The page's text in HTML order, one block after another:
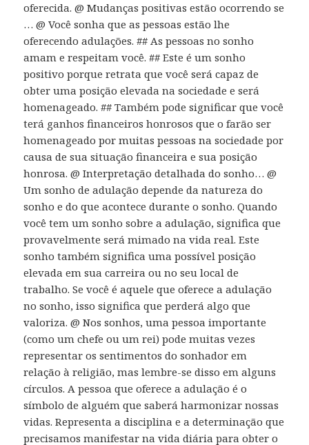
oferecida. @ Mudanças positivas estão ocorrendo se
… @ Você sonha que as pessoas estão lhe
oferecendo adulações. ## As pessoas no sonho
amam e respeitam você. ## Este é um sonho
positivo porque retrata que você será capaz de
obter uma posição elevada na sociedade e será
homenageado. ## Também pode significar que você
terá ganhos financeiros honrosos que o farão ser
homenageado por muitas pessoas na sociedade por
causa de sua situação financeira e sua posição
honrosa. @ Interpretação detalhada do sonho… @
Um sonho de adulação depende da natureza do
sonho e do que acontece durante o sonho. Quando
você tem um sonho sobre a adulação, significa que
provavelmente será mimado na vida real. Este
sonho também significa uma possível posição
elevada em sua carreira ou no seu local de
trabalho. Se você é aquele que oferece a adulação
no sonho, isso significa que perderá algo que
valoriza. @ Nos sonhos, uma pessoa importante
(como um chefe ou um rei) pode muitas vezes
representar os sentimentos do sonhador em
relação à religião, mas lembre-se disso em alguns
círculos. A pessoa que oferece a adulação é o
símbolo de alguém que saberá harmonizar nossas
vidas. Representa a disciplina e a determinação que
precisamos manifestar na vida diária para obter o